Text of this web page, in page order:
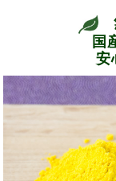
国
安